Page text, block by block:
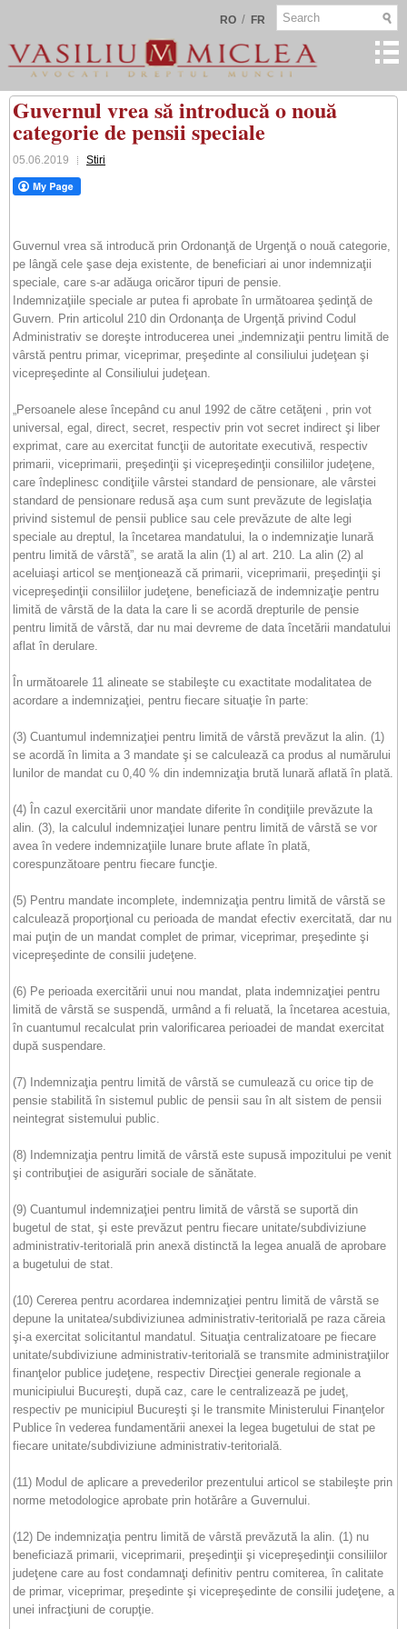
RO / FR
Guvernul vrea să introducă o nouă
categorie de pensii speciale
05.06.2019 Stiri
Guvernul vrea să introducă prin Ordonanţă de Urgenţă o nouă categorie,
pe lângă cele şase deja existente, de beneficiari ai unor indemnizaţii
speciale, care s-ar adăuga oricăror tipuri de pensie.
Indemnizaţiile speciale ar putea fi aprobate în următoarea şedinţă de
Guvern. Prin articolul 210 din Ordonanţa de Urgenţă privind Codul
Administrativ se doreşte introducerea unei „indemnizaţii pentru limită de
vârstă pentru primar, viceprimar, preşedinte al consiliului judeţean şi
vicepreşedinte al Consiliului judeţean.
„Persoanele alese începând cu anul 1992 de către cetăţeni , prin vot
universal, egal, direct, secret, respectiv prin vot secret indirect şi liber
exprimat, care au exercitat funcţii de autoritate executivă, respectiv
primarii, viceprimarii, preşedinţii şi vicepreşedinţii consiliilor judeţene,
care îndeplinesc condiţiile vârstei standard de pensionare, ale vârstei
standard de pensionare redusă aşa cum sunt prevăzute de legislaţia
privind sistemul de pensii publice sau cele prevăzute de alte legi
speciale au dreptul, la încetarea mandatului, la o indemnizaţie lunară
pentru limită de vârstă”, se arată la alin (1) al art. 210. La alin (2) al
aceluiaşi articol se menţionează că primarii, viceprimarii, preşedinţii şi
vicepreşedinţii consiliilor judeţene, beneficiază de indemnizaţie pentru
limită de vârstă de la data la care li se acordă drepturile de pensie
pentru limită de vârstă, dar nu mai devreme de data încetării mandatului
aflat în derulare.
În următoarele 11 alineate se stabileşte cu exactitate modalitatea de
acordare a indemnizaţiei, pentru fiecare situaţie în parte:
(3) Cuantumul indemnizaţiei pentru limită de vârstă prevăzut la alin. (1)
se acordă în limita a 3 mandate şi se calculează ca produs al numărului
lunilor de mandat cu 0,40 % din indemnizaţia brută lunară aflată în plată.
(4) În cazul exercitării unor mandate diferite în condiţiile prevăzute la
alin. (3), la calculul indemnizaţiei lunare pentru limită de vârstă se vor
avea în vedere indemnizaţiile lunare brute aflate în plată,
corespunzătoare pentru fiecare funcţie.
(5) Pentru mandate incomplete, indemnizaţia pentru limită de vârstă se
calculează proporţional cu perioada de mandat efectiv exercitată, dar nu
mai puţin de un mandat complet de primar, viceprimar, preşedinte şi
vicepreşedinte de consilii judeţene.
(6) Pe perioada exercitării unui nou mandat, plata indemnizaţiei pentru
limită de vârstă se suspendă, urmând a fi reluată, la încetarea acestuia,
în cuantumul recalculat prin valorificarea perioadei de mandat exercitat
după suspendare.
(7) Indemnizaţia pentru limită de vârstă se cumulează cu orice tip de
pensie stabilită în sistemul public de pensii sau în alt sistem de pensii
neintegrat sistemului public.
(8) Indemnizaţia pentru limită de vârstă este supusă impozitului pe venit
şi contribuţiei de asigurări sociale de sănătate.
(9) Cuantumul indemnizaţiei pentru limită de vârstă se suportă din
bugetul de stat, şi este prevăzut pentru fiecare unitate/subdiviziune
administrativ-teritorială prin anexă distinctă la legea anuală de aprobare
a bugetului de stat.
(10) Cererea pentru acordarea indemnizaţiei pentru limită de vârstă se
depune la unitatea/subdiviziunea administrativ-teritorială pe raza căreia
şi-a exercitat solicitantul mandatul. Situaţia centralizatoare pe fiecare
unitate/subdiviziune administrativ-teritorială se transmite administraţiilor
finanţelor publice judeţene, respectiv Direcţiei generale regionale a
municipiului Bucureşti, după caz, care le centralizează pe judeţ,
respectiv pe municipiul Bucureşti şi le transmite Ministerului Finanţelor
Publice în vederea fundamentării anexei la legea bugetului de stat pe
fiecare unitate/subdiviziune administrativ-teritorială.
(11) Modul de aplicare a prevederilor prezentului articol se stabileşte prin
norme metodologice aprobate prin hotărâre a Guvernului.
(12) De indemnizaţia pentru limită de vârstă prevăzută la alin. (1) nu
beneficiază primarii, viceprimarii, preşedinţii şi vicepreşedinţii consiliilor
judeţene care au fost condamnaţi definitiv pentru comiterea, în calitate
de primar, viceprimar, preşedinte şi vicepreşedinte de consilii judeţene, a
unei infracţiuni de corupţie.